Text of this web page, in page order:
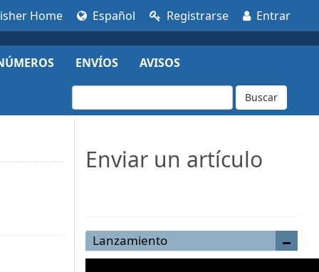
Home Español Registrarse Entrar
ENVÍOS AVISOS
Buscar
Enviar un artículo
Lanzamiento